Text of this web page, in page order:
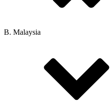
B. Malaysia